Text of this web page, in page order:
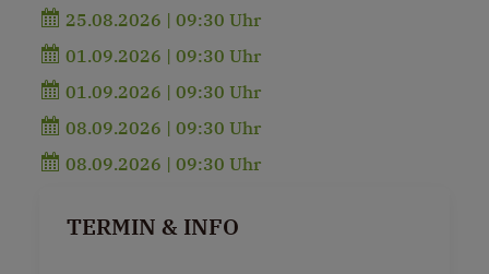
25.08.2026 | 09:30 Uhr
01.09.2026 | 09:30 Uhr
01.09.2026 | 09:30 Uhr
08.09.2026 | 09:30 Uhr
08.09.2026 | 09:30 Uhr
TERMIN & INFO